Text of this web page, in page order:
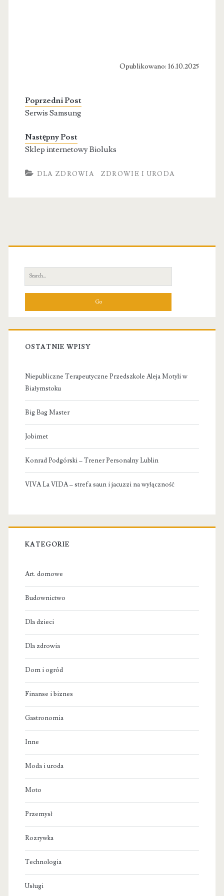
Opublikowano: 16.10.2025
Poprzedni Post
Serwis Samsung
Następny Post
Sklep internetowy Bioluks
DLA ZDROWIA ZDROWIE I URODA
Primary
Sidebar
Search
for:
OSTATNIE WPISY
Niepubliczne Terapeutyczne Przedszkole Aleja Motyli w
Białymstoku
Big Bag Master
Jobimet
Konrad Podgórski – Trener Personalny Lublin
VIVA La VIDA – strefa saun i jacuzzi na wyłączność
KATEGORIE
Art. domowe
Budownictwo
Dla dzieci
Dla zdrowia
Dom i ogród
Finanse i biznes
Gastronomia
Inne
Moda i uroda
Moto
Przemysł
Rozrywka
Technologia
Usługi